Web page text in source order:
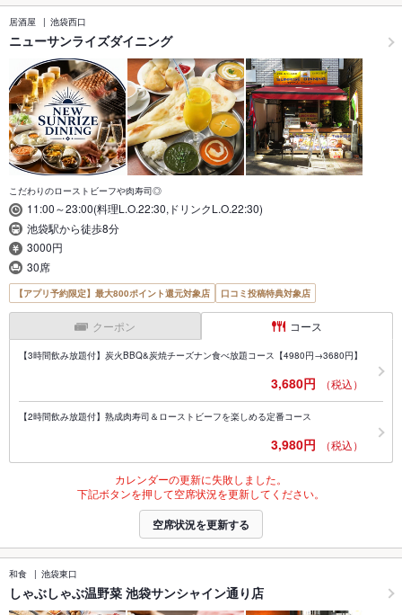
居酒屋 池袋西口
ニューサンライズダイニング
こだわりのローストビーフや肉寿司◎
11:00～23:00(料理L.O.22:30,ドリンクL.O.22:30)
池袋駅から徒歩8分
3000円
30席
【アプリ予約限定】最大800ポイント還元対象店 口コミ投稿特典対象店
クーポン コース
【3時間飲み放題付】炭火BBQ&炭焼チーズナン食べ放題コース【4980円→3680円】
3,680円 （税込）
【2時間飲み放題付】熟成肉寿司＆ローストビーフを楽しめる定番コース
3,980円 （税込）
カレンダーの更新に失敗しました。
下記ボタンを押して空席状況を更新してください。
空席状況を更新する
和食 池袋東口
しゃぶしゃぶ温野菜 池袋サンシャイン通り店